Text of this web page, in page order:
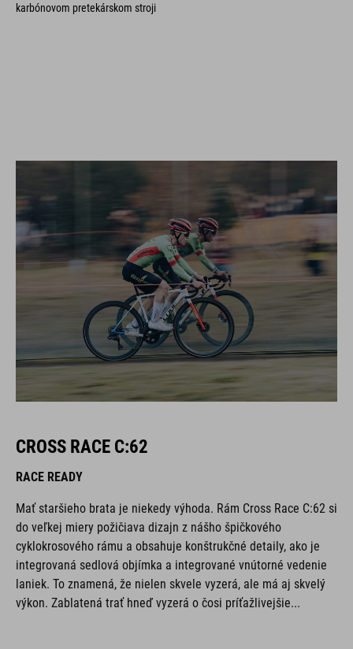
karbónovom pretekárskom stroji
CROSS RACE C:62
RACE READY
Mať staršieho brata je niekedy výhoda. Rám Cross Race C:62 si
do veľkej miery požičiava dizajn z nášho špičkového
cyklokrosového rámu a obsahuje konštrukčné detaily, ako je
integrovaná sedlová objímka a integrované vnútorné vedenie
laniek. To znamená, že nielen skvele vyzerá, ale má aj skvelý
výkon. Zablatená trať hneď vyzerá o čosi príťažlivejšie...